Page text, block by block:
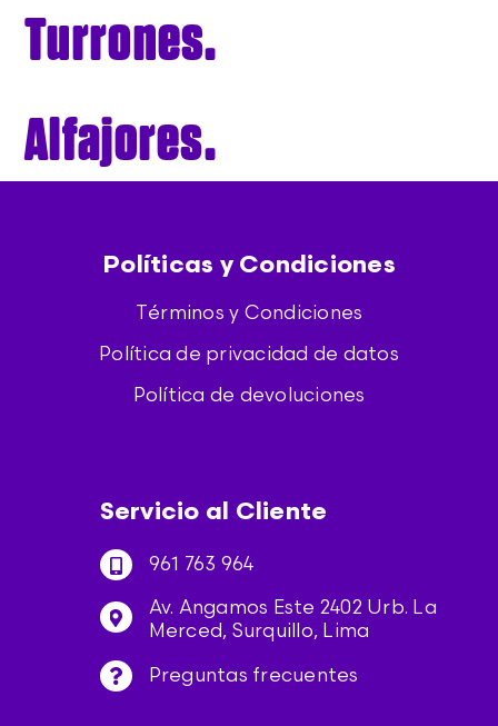
Turrones.
Alfajores.
Políticas y Condiciones
Términos y Condiciones
Política de privacidad de datos
Política de devoluciones
Servicio al Cliente
961 763 964
Av. Angamos Este 2402 Urb. La
Merced, Surquillo, Lima
Preguntas frecuentes